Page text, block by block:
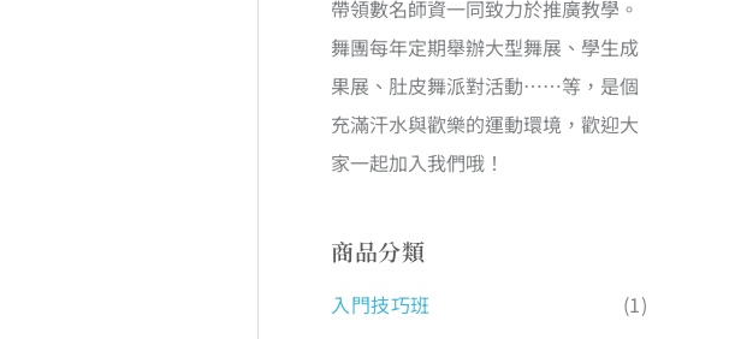
帶領數名師資一同致力於推廣教學。
舞團每年定期舉辦大型舞展、學生成
果展、肚皮舞派對活動……等，是個
充滿汗水與歡樂的運動環境，歡迎大
家一起加入我們哦！
商品分類
入門技巧班
(1)